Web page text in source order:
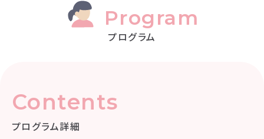
Program
プログラム
Contents
プログラム詳細